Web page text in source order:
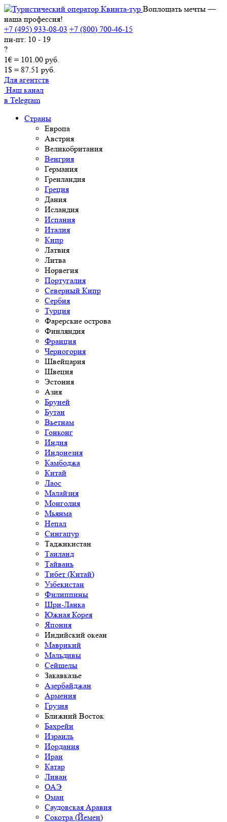
Воплощать мечты —
наша профессия!
+7 (495) 933-08-03 +7 (800) 700-46-15
пн-пт: 10 - 19
?
1€ = 101.00 руб.
1$ = 87.51 руб.
Для агентств
Наш канал
в Telegram
Страны
Европа
Австрия
Великобритания
Венгрия
Германия
Гренландия
Греция
Дания
Исландия
Испания
Италия
Кипр
Латвия
Литва
Норвегия
Португалия
Северный Кипр
Сербия
Турция
Фарерские острова
Финляндия
Франция
Черногория
Швейцария
Швеция
Эстония
Азия
Бруней
Бутан
Вьетнам
Гонконг
Индия
Индонезия
Камбоджа
Китай
Лаос
Малайзия
Монголия
Мьянма
Непал
Сингапур
Таджикистан
Таиланд
Тайвань
Тибет (Китай)
Узбекистан
Филиппины
Шри-Ланка
Южная Корея
Япония
Индийский океан
Маврикий
Мальдивы
Сейшелы
Закавказье
Азербайджан
Армения
Грузия
Ближний Восток
Бахрейн
Израиль
Иордания
Иран
Катар
Ливан
ОАЭ
Оман
Саудовская Аравия
Сокотра (Йемен)